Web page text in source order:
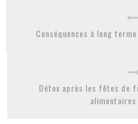
Conséquences à long
Détox après les fêtes de